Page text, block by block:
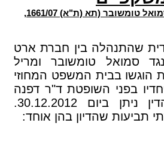
ארט אופטיק בע"מ נ' סמואל טומשובר (תא (ת"א) 1661/07,
שהתנהלה בין חברת ארט
סמואל טומשובר ומריל
הוגשו בבית המשפט המחוזי
בפני השופטת ד"ר דפנה
אבניאלי. פסק הדין ניתן ביום 30.12.2012.
תביעות שהדיון בהן אוחד: